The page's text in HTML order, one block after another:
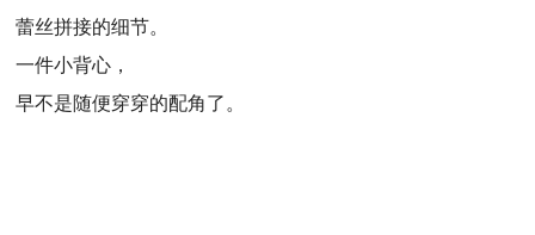
蕾丝拼接的细节。
一件小背心，
早不是随便穿穿的配角了。